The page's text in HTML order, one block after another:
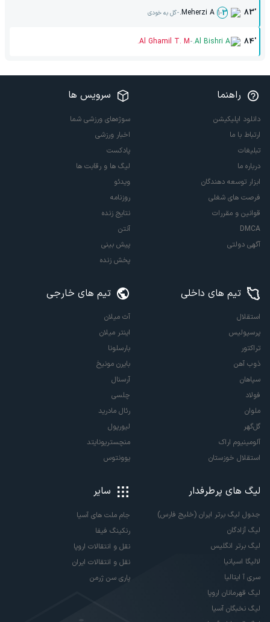
83'
3
-
1
Meherzi A.
-گل به خودی
84'
Al Bishri A.
-
Al Ghamil T. M.
راهنما
دانلود اپلیکیشن
ارتباط با ما
تبلیغات
درباره ما
ابزار توسعه دهندگان
فرصت های شغلی
قوانین و مقررات
DMCA
آگهی دولتی
سرویس ها
سوژه‌های ورزشی شما
اخبار ورزشی
پادکست
لیگ ها و رقابت ها
ویدئو
روزنامه
نتایج زنده
آنتن
پیش بینی
پخش زنده
تیم های داخلی
استقلال
پرسپولیس
تراکتور
ذوب آهن
سپاهان
فولاد
ملوان
گل‌گهر
آلومینیوم اراک
استقلال خوزستان
تیم های خارجی
آث میلان
اینتر میلان
بارسلونا
بایرن مونیخ
آرسنال
چلسی
رئال مادرید
لیورپول
منچستریونایتد
یوونتوس
لیگ های پرطرفدار
جدول لیگ برتر ایران (خلیج فارس)
لیگ آزادگان
لیگ برتر انگلیس
لالیگا اسپانیا
سری آ ایتالیا
لیگ قهرمانان اروپا
لیگ نخبگان آسیا
سایر
جام ملت های آسیا
رنکینگ فیفا
نقل و انتقالات اروپا
نقل و انتقالات ایران
پاری سن ژرمن